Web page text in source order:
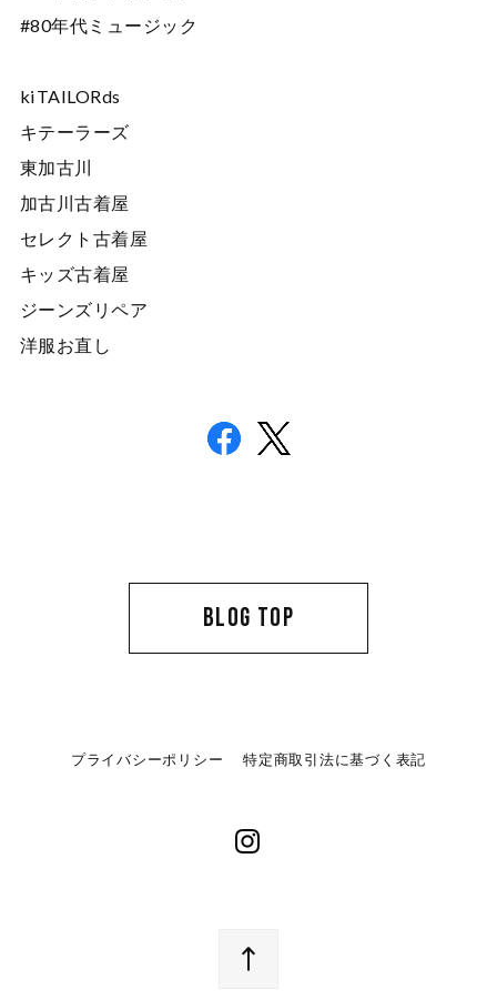
#80年代ミュージック
kiTAILORds
キテーラーズ
東加古川
加古川古着屋
セレクト古着屋
キッズ古着屋
ジーンズリペア
洋服お直し
BLOG TOP
プライバシーポリシー 特定商取引法に基づく表記